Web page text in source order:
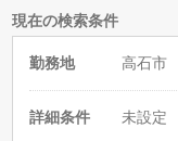
現在の検索条件
勤務地 高石市
詳細条件 未設定